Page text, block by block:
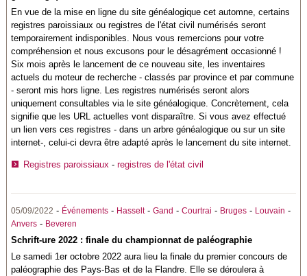
En vue de la mise en ligne du site généalogique cet automne, certains
registres paroissiaux ou registres de l'état civil numérisés seront
temporairement indisponibles. Nous vous remercions pour votre
compréhension et nous excusons pour le désagrément occasionné !
Six mois après le lancement de ce nouveau site, les inventaires
actuels du moteur de recherche - classés par province et par commune
- seront mis hors ligne. Les registres numérisés seront alors
uniquement consultables via le site généalogique. Concrètement, cela
signifie que les URL actuelles vont disparaître. Si vous avez effectué
un lien vers ces registres - dans un arbre généalogique ou sur un site
internet-, celui-ci devra être adapté après le lancement du site internet.
Registres paroissiaux -registres de l'état civil
05/09/2022 - Événements - Hasselt-Gand -Courtrai - Bruges - Louvain -
Anvers - Beveren
Schrift-ure 2022 : finale du championnat de paléographie
Le samedi 1er octobre 2022 aura lieu la finale du premier concours de
paléographie des Pays-Bas et de la Flandre. Elle se déroulera à